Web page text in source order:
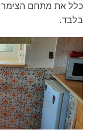
כלל את מתחם הצימר
בלבד.